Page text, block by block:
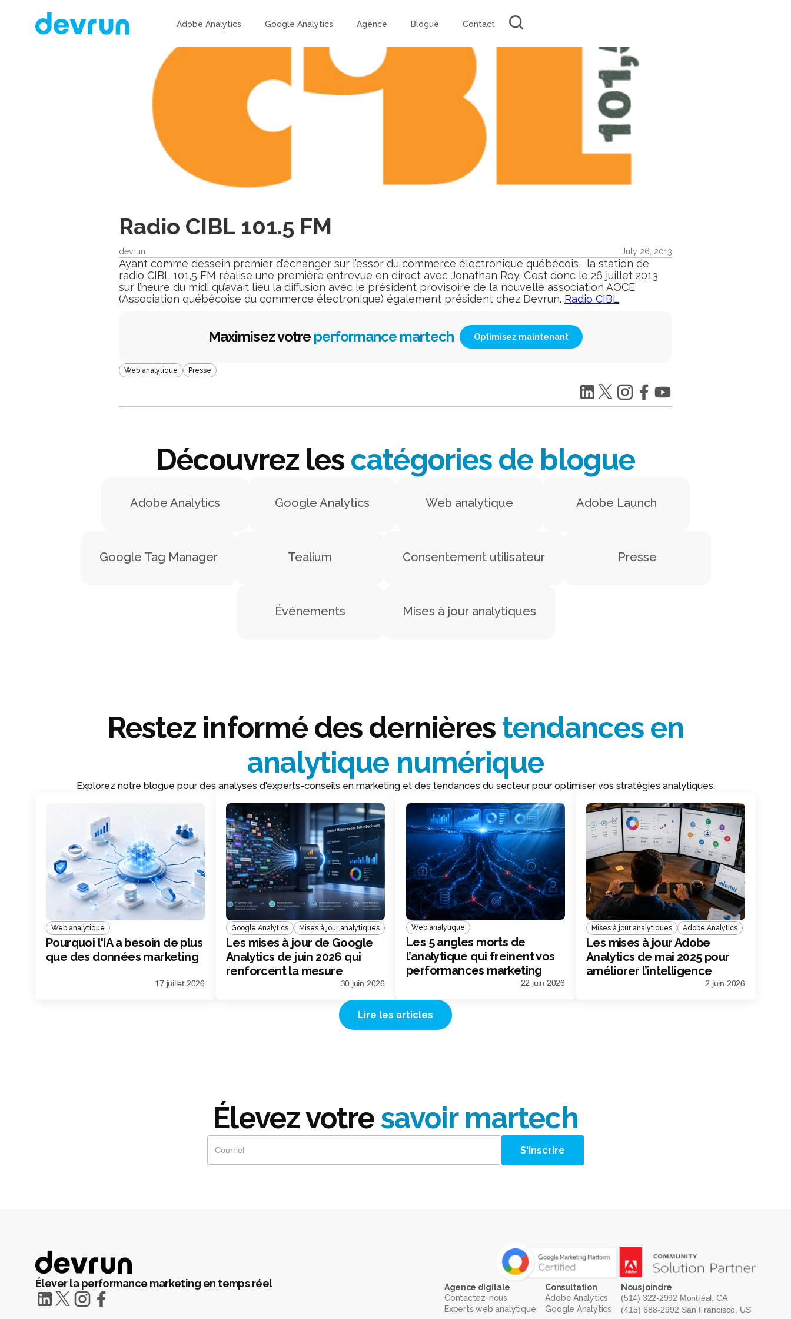
Adobe Analytics Google Analytics Agence Blogue Contact
Radio CIBL 101.5 FM
devrun July 26, 2013
Ayant comme dessein premier d’échanger sur l’essor du commerce électronique québécois, la station de
radio CIBL 101,5 FM réalise une première entrevue en direct avec Jonathan Roy. C’est donc le 26 juillet 2013
sur l’heure du midi qu’avait lieu la diffusion avec le président provisoire de la nouvelle association AQCE
(Association québécoise du commerce électronique) également président chez Devrun. Radio CIBL
Maximisez votre performance martech Optimisez maintenant
Web analytique Presse
Découvrez les catégories de blogue
Adobe Analytics Google Analytics Web analytique Adobe Launch
Google Tag Manager Tealium Consentement utilisateur Presse
Événements Mises à jour analytiques
Restez informé des dernières tendances en
analytique numérique
Explorez notre blogue pour des analyses d'experts-conseils en marketing et des tendances du secteur pour optimiser vos stratégies analytiques.
Web analytique
Pourquoi l'IA a besoin de plus
que des données marketing
17 juillet 2026
Google Analytics Mises à jour analytiques
Les mises à jour de Google
Analytics de juin 2026 qui
renforcent la mesure
30 juin 2026
Web analytique
Les 5 angles morts de
l’analytique qui freinent vos
performances marketing
22 juin 2026
Mises à jour analytiques Adobe Analytics
Les mises à jour Adobe
Analytics de mai 2025 pour
améliorer l’intelligence
2 juin 2026
Lire les articles
Élevez votresavoir martech
Élever la performance marketing en temps réel
Agence digitale
Contactez-nous
Experts web analytique
Consultation
Adobe Analytics
Google Analytics
Nous joindre
(514) 322-2992 Montréal, CA
(415) 688-2992 San Francisco, US